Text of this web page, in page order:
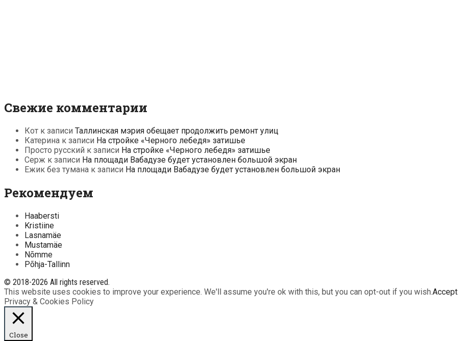
Свежие комментарии
Кот к записи Таллинская мэрия обещает продолжить ремонт улиц
Катерина к записи На стройке «Черного лебедя» затишье
Просто русский к записи На стройке «Черного лебедя» затишье
Серж к записи На площади Вабадузе будет установлен большой экран
Ежик без тумана к записи На площади Вабадузе будет установлен большой экран
Рекомендуем
Haabersti
Kristiine
Lasnamäe
Mustamäe
Nõmme
Põhja-Tallinn
© 2018-2026 All rights reserved.
This website uses cookies to improve your experience. We'll assume you're ok with this, but you can opt-out if you wish.Accept
Privacy & Cookies Policy
Close